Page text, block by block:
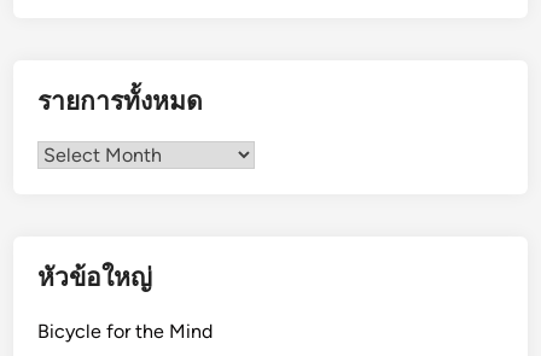
รายการทั้งหมด
รายการ
หัวข้อใหญ่
Bicycle for the Mind